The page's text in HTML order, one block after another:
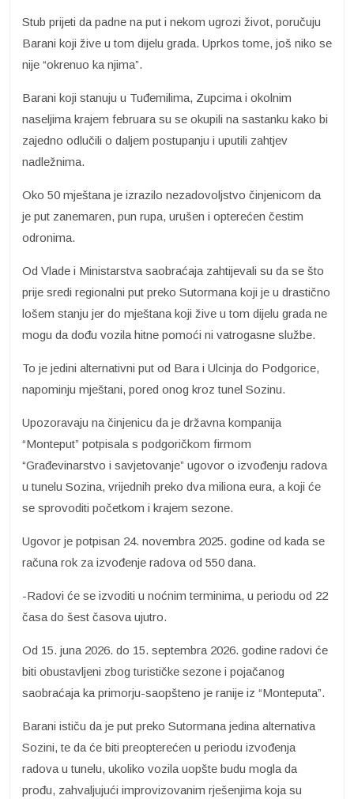
Stub prijeti da padne na put i nekom ugrozi život, poručuju
Barani koji žive u tom dijelu grada. Uprkos tome, još niko se
nije “okrenuo ka njima”.
Barani koji stanuju u Tuđemilima, Zupcima i okolnim
naseljima krajem februara su se okupili na sastanku kako bi
zajedno odlučili o daljem postupanju i uputili zahtjev
nadležnima.
Oko 50 mještana je izrazilo nezadovoljstvo činjenicom da
je put zanemaren, pun rupa, urušen i opterećen čestim
odronima.
Od Vlade i Ministarstva saobraćaja zahtijevali su da se što
prije sredi regionalni put preko Sutormana koji je u drastično
lošem stanju jer do mještana koji žive u tom dijelu grada ne
mogu da dođu vozila hitne pomoći ni vatrogasne službe.
To je jedini alternativni put od Bara i Ulcinja do Podgorice,
napominju mještani, pored onog kroz tunel Sozinu.
Upozoravaju na činjenicu da je državna kompanija
“Monteput” potpisala s podgoričkom firmom
“Građevinarstvo i savjetovanje” ugovor o izvođenju radova
u tunelu Sozina, vrijednih preko dva miliona eura, a koji će
se sprovoditi početkom i krajem sezone.
Ugovor je potpisan 24. novembra 2025. godine od kada se
računa rok za izvođenje radova od 550 dana.
-Radovi će se izvoditi u noćnim terminima, u periodu od 22
časa do šest časova ujutro.
Od 15. juna 2026. do 15. septembra 2026. godine radovi će
biti obustavljeni zbog turističke sezone i pojačanog
saobraćaja ka primorju-saopšteno je ranije iz “Monteputa”.
Barani ističu da je put preko Sutormana jedina alternativa
Sozini, te da će biti preopterećen u periodu izvođenja
radova u tunelu, ukoliko vozila uopšte budu mogla da
prođu, zahvaljujući improvizovanim rješenjima koja su